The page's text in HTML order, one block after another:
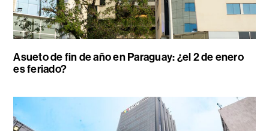
Asueto de fin de año en Paraguay: ¿el 2 de enero
es feriado?